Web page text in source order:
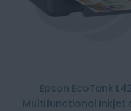
Epson EcoTank
Multifunctional Inkjet